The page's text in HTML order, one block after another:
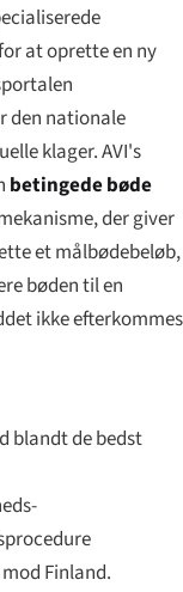
at oprette en ny
den nationale
klager. AVI's
betingede bøde
der giver
et målbødebeløb,
bøden til en
ikke efterkommes
blandt de bedst
Finland.